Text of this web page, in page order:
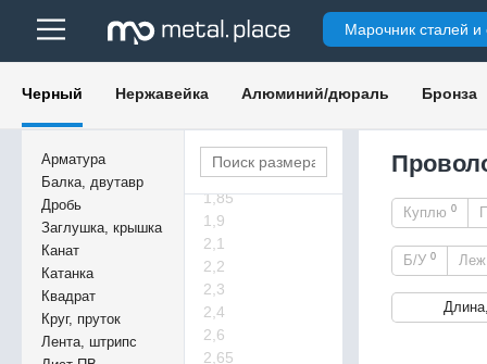
Марочник сталей и
Черный Нержавейка Алюминий/дюраль Бронза
Арматура
Балка, двутавр
Дробь
Заглушка, крышка
Канат
Катанка
Квадрат
Круг, пруток
Лента, штрипс
1,1
1,15
1,55
1,65
1,7
1,85
1,9
2,1
2,2
2,3
2,4
2,6
2,65
Куплю 0
Б/У 0